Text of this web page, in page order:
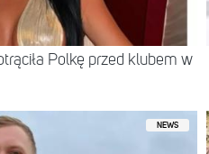
Polkę przed klubem w
NEWS